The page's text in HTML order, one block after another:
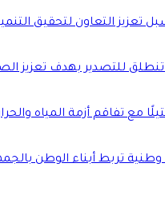
تعزيز التعاون لتحقيق
تنطلق للتصدير بهدف تعزيز
تربط أبناء الوطن